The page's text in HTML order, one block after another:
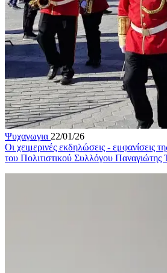
Ψυχαγωγια 22/01/26
Οι χειμερινές εκδηλώσεις - εμφανίσεις
του Πολιτιστικού Συλλόγου Παναγιώτης